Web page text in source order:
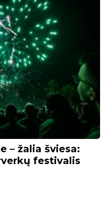
– žalia šviesa:
festivalis